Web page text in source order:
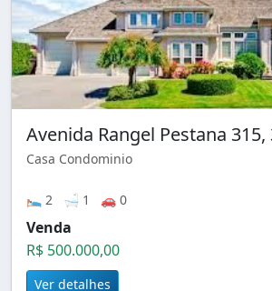
Avenida Rangel Pestana 315,
Casa Condominio
🛌 2 🛁 1 🚗 0
Venda
R$ 500.000,00
Ver detalhes